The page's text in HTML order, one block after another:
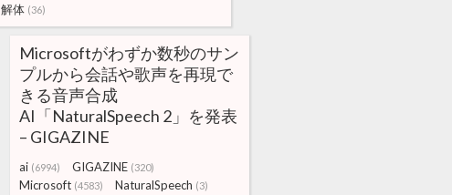
解体 (36)
Microsoftがわずか数秒のサン
プルから会話や歌声を再現で
きる音声合成
AI「NaturalSpeech 2」を発表
– GIGAZINE
ai (6994) GIGAZINE (320)
Microsoft (4583) NaturalSpeech (3)